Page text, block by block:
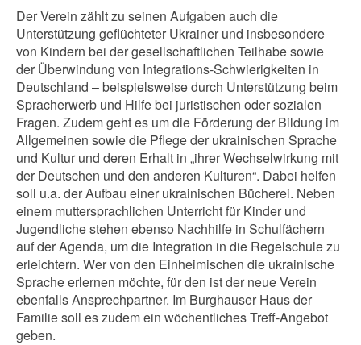
Der Verein zählt zu seinen Aufgaben auch die
Unterstützung geflüchteter Ukrainer und insbesondere
von Kindern bei der gesellschaftlichen Teilhabe sowie
der Überwindung von Integrations-Schwierigkeiten in
Deutschland – beispielsweise durch Unterstützung beim
Spracherwerb und Hilfe bei juristischen oder sozialen
Fragen. Zudem geht es um die Förderung der Bildung im
Allgemeinen sowie die Pflege der ukrainischen Sprache
und Kultur und deren Erhalt in „ihrer Wechselwirkung mit
der Deutschen und den anderen Kulturen“. Dabei helfen
soll u.a. der Aufbau einer ukrainischen Bücherei. Neben
einem muttersprachlichen Unterricht für Kinder und
Jugendliche stehen ebenso Nachhilfe in Schulfächern
auf der Agenda, um die Integration in die Regelschule zu
erleichtern. Wer von den Einheimischen die ukrainische
Sprache erlernen möchte, für den ist der neue Verein
ebenfalls Ansprechpartner. Im Burghauser Haus der
Familie soll es zudem ein wöchentliches Treff-Angebot
geben.